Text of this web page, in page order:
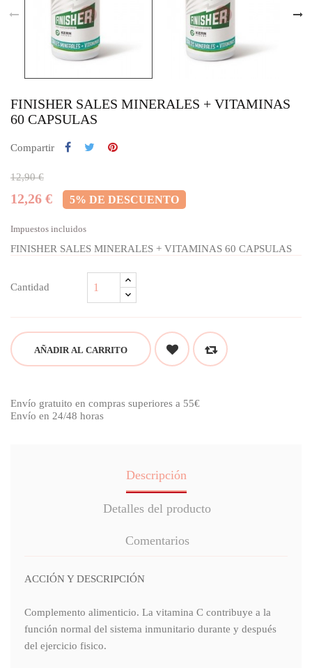
FINISHER SALES MINERALES + VITAMINAS
60 CAPSULAS
Compartir
12,90 €
12,26 € 5% DE DESCUENTO
Impuestos incluidos
FINISHER SALES MINERALES + VITAMINAS 60 CAPSULAS
Cantidad
AÑADIR AL CARRITO
Envío gratuito en compras superiores a 55€
Envío en 24/48 horas
Descripción
Detalles del producto
Comentarios
ACCIÓN Y DESCRIPCIÓN
Complemento alimenticio. La vitamina C contribuye a la
función normal del sistema inmunitario durante y después
del ejercicio fisico.